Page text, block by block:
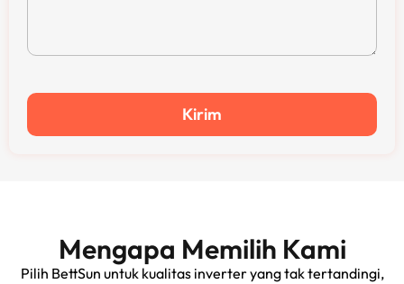
Kirim
Mengapa Memilih Kami
Pilih BettSun untuk kualitas inverter yang tak tertandingi,